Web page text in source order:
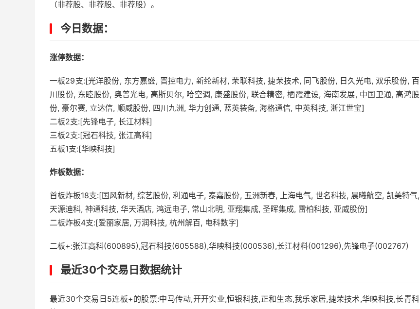
（非荐股、非荐股、非荐股）。
今日数据：
涨停数据：
一板29支:[光洋股份, 东方嘉盛, 晋控电力, 新纶新材, 荣联科技, 捷荣技术, 同飞股份, 日久光电, 双乐股份, 百
川股份, 东睦股份, 奥普光电, 高斯贝尔, 哈空调, 康盛股份, 联合精密, 栖霞建设, 海南发展, 中国卫通, 高鸿股
份, 豪尔赛, 立达信, 顺威股份, 四川九洲, 华力创通, 蓝英装备, 海格通信, 中英科技, 浙江世宝]
二板2支:[先锋电子, 长江材料]
三板2支:[冠石科技, 张江高科]
五板1支:[华映科技]
炸板数据：
首板炸板18支:[国风新材, 综艺股份, 利通电子, 泰嘉股份, 五洲新春, 上海电气, 世名科技, 晨曦航空, 凯美特气,
天源迪科, 神通科技, 华天酒店, 鸿远电子, 常山北明, 亚翔集成, 圣晖集成, 雷柏科技, 亚威股份]
二板炸板4支:[爱丽家居, 万润科技, 杭州解百, 电科数字]
二板+:张江高科(600895),冠石科技(605588),华映科技(000536),长江材料(001296),先锋电子(002767)
最近30个交易日数据统计
最近30个交易日5连板+的股票:中马传动,开开实业,恒银科技,正和生态,我乐家居,捷荣技术,华映科技,长青科